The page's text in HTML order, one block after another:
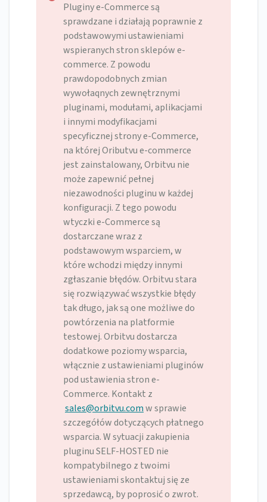
Pluginy e-Commerce są
sprawdzane i działają poprawnie z
podstawowymi ustawieniami
wspieranych stron sklepów e-
commerce. Z powodu
prawdopodobnych zmian
wywołaqnych zewnętrznymi
pluginami, modułami, aplikacjami
i innymi modyfikacjami
specyficznej strony e-Commerce,
na której Oributvu e-commerce
jest zainstalowany, Orbitvu nie
może zapewnić pełnej
niezawodności pluginu w każdej
konfiguracji. Z tego powodu
wtyczki e-Commerce są
dostarczane wraz z
podstawowym wsparciem, w
które wchodzi między innymi
zgłaszanie błędów. Orbitvu stara
się rozwiązywać wszystkie błędy
tak długo, jak są one możliwe do
powtórzenia na platformie
testowej. Orbitvu dostarcza
dodatkowe poziomy wsparcia,
włącznie z ustawieniami pluginów
pod ustawienia stron e-
Commerce. Kontakt z
sales@orbitvu.comw sprawie
szczegółów dotyczących płatnego
wsparcia. W sytuacji zakupienia
pluginu SELF-HOSTED nie
kompatybilnego z twoimi
ustawieniami skontaktuj się ze
sprzedawcą, by poprosić o zwrot.